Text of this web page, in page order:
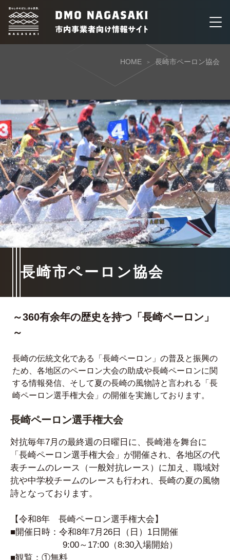
HOME 長崎市ペーロン協会
長崎市ペーロン協会
～360有余年の歴史を持つ「長崎ペーロン」
～
長崎の伝統文化である「長崎ペーロン」の普及と振興の
ため、各地区のペーロン大会の助成や長崎ペーロンに関
する情報発信、そして夏の長崎の風物詩と言われる「長
崎ペーロン選手権大会」の開催を実施しております。
長崎ペーロン選手権大会
対抗毎年7月の最終週の日曜日に、長崎港を舞台に
「長崎ペーロン選手権大会」が開催され、各地区の代
表チームのレース（一般対抗レース）に加え、職域対
抗や中学校チームのレースも行われ、長崎の夏の風物
詩となっております。
【令和8年 長崎ペーロン選手権大会】
■開催日時：令和8年7月26日（日）1日開催
9:00～17:00（8:30入場開始）
■観覧：①無料